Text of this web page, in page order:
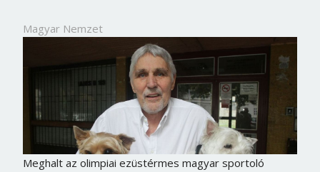
Magyar Nemzet
Meghalt az olimpiai ezüstérmes magyar sportoló